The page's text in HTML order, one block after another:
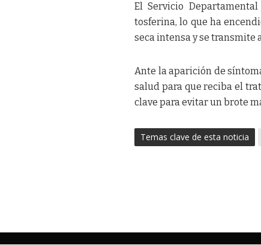
El Servicio
tosferina, lo que ha
seca intensa y se transmite
Ante la aparición de
salud para que reciba el
clave para evitar un brote
Temas clave de esta noticia